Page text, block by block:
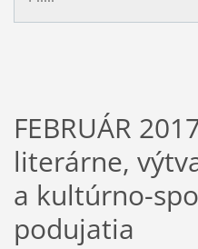
FEBRUÁR
literárne,
a kultúrno-
podujatia